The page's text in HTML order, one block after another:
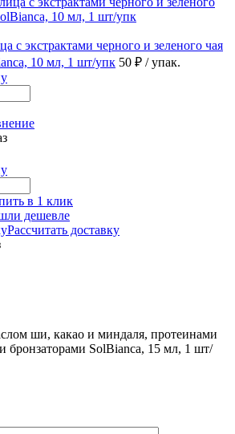
с экстрактами черного и зеленого чая
10 мл, 1 шт/упк 50 ₽ / упак.
в 1 клик
дешевле
Рассчитать доставку
ши, какао и миндаля, протеинами
бронзаторами SolBianca, 15 мл, 1 шт/